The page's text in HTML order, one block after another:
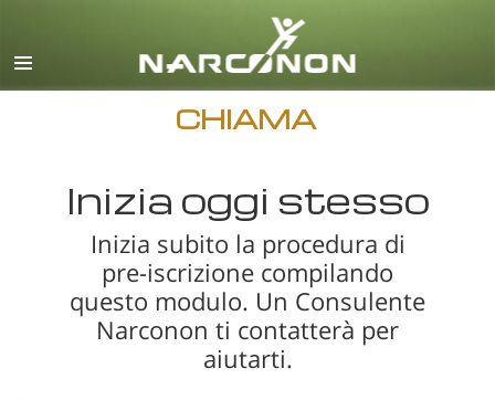
danese
spagnolo
francese
ebraico
ungherese
italiano
CHIAMA
Inizia oggi stesso
Inizia subito la procedura di
pre-iscrizione compilando
questo modulo. Un Consulente
Narconon ti contatterà per
aiutarti.